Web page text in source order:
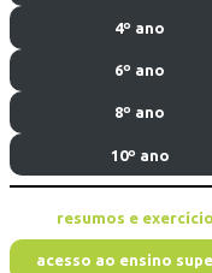
4º ano
6º ano
8º ano
10º ano
resumos e
acesso ao ensino